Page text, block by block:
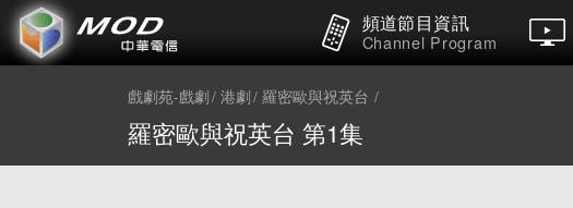
頻道節目資訊
Channel Program
戲劇苑-戲劇 港劇 羅密歐與祝英台
羅密歐與祝英台 第1集